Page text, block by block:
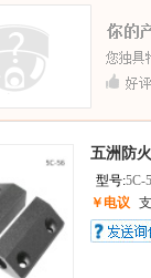
五洲防
型号:5C-
￥电议